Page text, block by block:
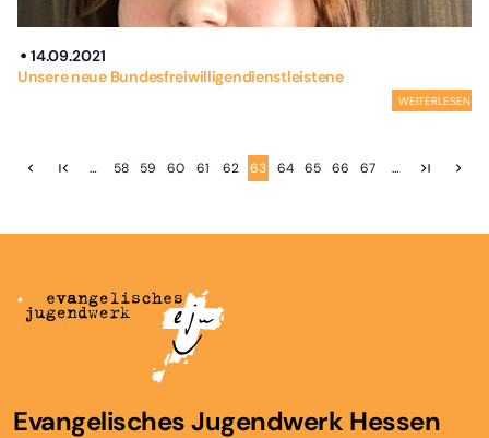
14.09.2021
Unsere neue Bundesfreiwilligendienstleistene
WEITERLESEN
… 58 59 60 61 62 63 64 65 66 67 …
Evangelisches Jugendwerk Hessen